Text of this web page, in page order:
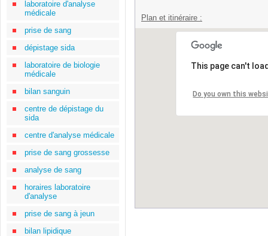
laboratoire d'analyse
médicale
prise de sang
dépistage sida
laboratoire de biologie
médicale
bilan sanguin
centre de dépistage du
sida
centre d'analyse médicale
prise de sang grossesse
analyse de sang
horaires laboratoire
d'analyse
prise de sang à jeun
bilan lipidique
Plan et itinéraire :
This page can't
Do you own this